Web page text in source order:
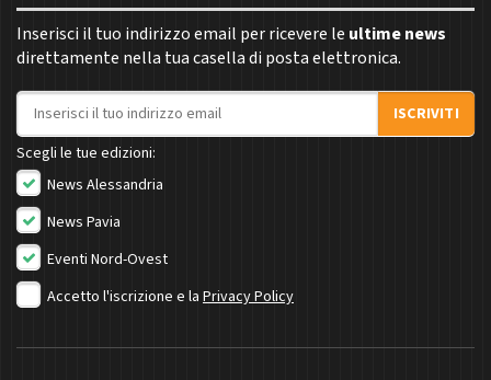
Inserisci il tuo indirizzo email per ricevere le ultime news
direttamente nella tua casella di posta elettronica.
Indirizzo email
ISCRIVITI
Scegli le tue edizioni:
News Alessandria
News Pavia
Eventi Nord-Ovest
Accetto l'iscrizione e la Privacy Policy